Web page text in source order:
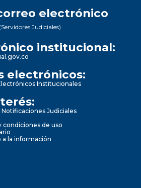
electrónico
(Servidores Judiciales)
institucional:
electrónicos:
Institucionales
Judiciales
condiciones de uso
a la información